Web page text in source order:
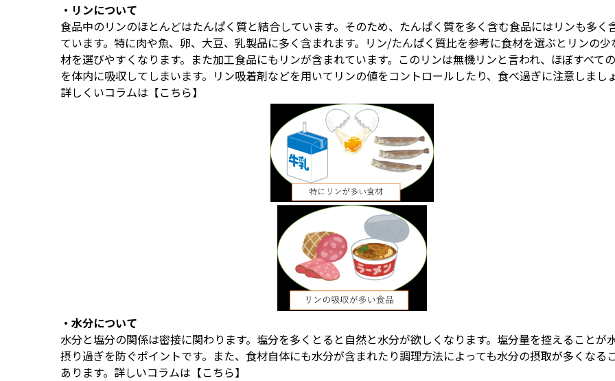
・リンについて
食品中のリンのほとんどはたんぱく質と結合しています。そのため、たんぱく質を多く含む食品にはリンも多く
ています。特に肉や魚、卵、大豆、乳製品に多く含まれます。リン/たんぱく質比を参考に食材を選ぶとリンの少
材を選びやすくなります。また加工食品にもリンが含まれています。このリンは無機リンと言われ、ほぼすべて
を体内に吸収してしまいます。リン吸着剤などを用いてリンの値をコントロールしたり、食べ過ぎに注意しましょ
詳しくいコラムは 【こちら】
・水分について
水分と塩分の関係は密接に関わります。塩分を多くとると自然と水分が欲しくなります。塩分量を控えることが
摂り過ぎを防ぐポイントです。また、食材自体にも水分が含まれたり調理方法によっても水分の摂取が多くなる
あります。詳しいコラムは 【こちら】